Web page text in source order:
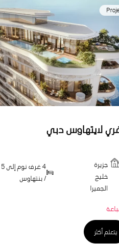
لايتهاوس دبي
جزيرة
خليج
الجميرا
/ بنتهاوس
يتعلم أكثر